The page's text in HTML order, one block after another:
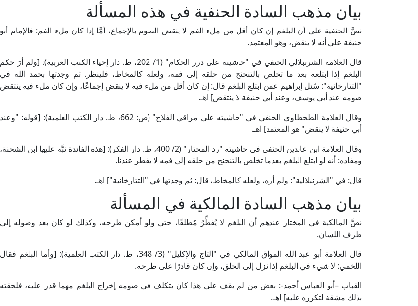
بيان مذهب السادة الحنفية في هذه المسألة
نصَّ الحنفية على أن البلغم إن كان أقل من ملء الفم لا ينقض الصوم بالإجماع، أمَّا إذا كان ملء الفم: فالإمام أبو
حنيفة على أنه لا ينقض، وهو المعتمد.
قال العلامة الشرنبلالي الحنفي في "حاشيته على درر الحكام" (1/ 202، ط. دار إحياء الكتب العربية): [ولم أرَ حكم
البلغم إذا ابتلعه بعد ما تخلص بالتنحنح من حلقه إلى فمه، ولعله كالمخاط، فلينظر. ثم وجدتها بحمد الله في
"التتارخانية": سُئل إبراهيم عمن ابتلع البلغم قال: إن كان أقل من ملء فيه لا ينقض إجماعًا، وإن كان ملء فيه ينتقض
صومه عند أبي يوسف، وعند أبي حنيفة لا ينتقض] اهـ.
وقال العلامة الطحطاوي الحنفي في "حاشيته على مراقي الفلاح" (ص: 662، ط. دار الكتب العلمية): [قوله: "وعند
أبي حنيفة لا ينقض" هو المعتمد] اهـ.
وقال العلامة ابن عابدين الحنفي في حاشيته "رد المحتار" (2/ 400، ط. دار الفكر): [هذه الفائدة نبَّه عليها ابن الشحنة،
ومفاده: أنه لو ابتلع البلغم بعدما تخلص بالتنحنح من حلقه إلى فمه لا يفطر عندنا.
قال: في "الشرنبلالية": ولم أره، ولعله كالمخاط، قال: ثم وجدتها في "التتارخانية"] اهـ.
بيان مذهب السادة المالكية في المسألة
نصَّ المالكية في المختار عندهم أن البلغم لا يُفطِّرُ مُطلقًا، حتى ولو أمكن طرحه، وكذلك لو كان بعد وصوله إلى
طرف اللسان.
قال العلامة أبو عبد الله المواق المالكي في "التاج والإكليل" (3/ 348، ط. دار الكتب العلمية): [وأما البلغم فقال
اللخمي: لا شيء في البلغم إذا نزل إلى الحلق، وإن كان قادرًا على طرحه.
القباب –أبو العباس أحمد-: بعض من لم يقف على هذا كان يتكلف في صومه إخراج البلغم مهما قدر عليه، فلحقته
بذلك مشقة لتكرره عليه] اهـ.